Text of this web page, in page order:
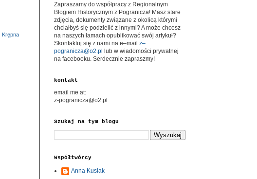
Krępna
Zapraszamy do współpracy z Regionalnym
Blogiem Historycznym z Pogranicza! Masz stare
zdjęcia, dokumenty związane z okolicą którymi
chciałbyś się podzielić z innymi? A może chcesz
na naszych łamach opublikować swój artykuł?
Skontaktuj się z nami na e–mail z–
pogranicza@o2.pl
lub w wiadomości prywatnej
na facebooku. Serdecznie zapraszmy!
kontakt
email me at:
z-pogranicza@o2.pl
Szukaj na tym blogu
Współtwórcy
Anna Kusiak